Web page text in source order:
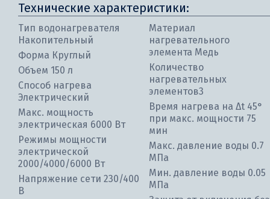
Технические характеристики:
Тип водонагревателя
Накопительный
Форма Круглый
Объем 150 л
Способ нагрева
Электрический
Макс. мощность
электрическая 6000 Вт
Режимы мощности
электрической
2000/4000/6000 Вт
Напряжение сети 230/400
В
Материал
нагревательного
элемента Медь
Количество
нагревательных
элементов3
Время нагрева на ∆t 45°
при макс. мощности 75
мин
Макс. давление воды 0.7
МПа
Мин. давление воды 0.05
МПа